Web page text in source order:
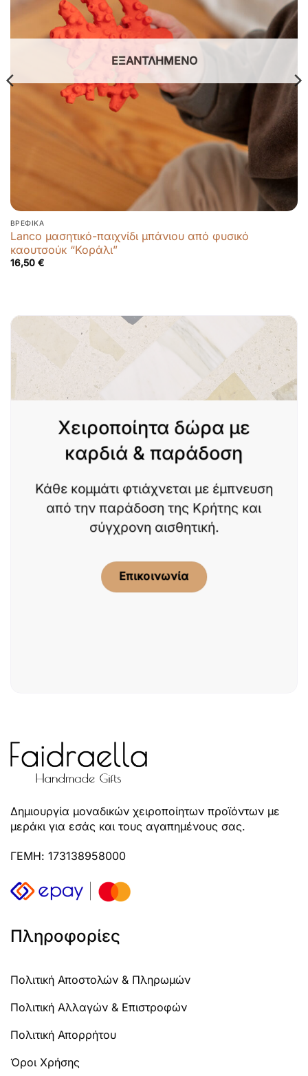
ΕΞΑΝΤΛΗΜΈΝΟ
ΒΡΕΦΙΚΆ
Lanco μασητικό-παιχνίδι μπάνιου από φυσικό
καουτσούκ “Κοράλι”
16,50 €
Χειροποίητα δώρα με
καρδιά & παράδοση
Κάθε κομμάτι φτιάχνεται με έμπνευση
από την παράδοση της Κρήτης και
σύγχρονη αισθητική.
Επικοινωνία
Δημιουργία μοναδικών χειροποίητων προϊόντων με
μεράκι για εσάς και τους αγαπημένους σας.
ΓΕΜΗ: 173138958000
Πληροφορίες
Πολιτική Αποστολών & Πληρωμών
Πολιτική Αλλαγών & Επιστροφών
Πολιτική Απορρήτου
Όροι Χρήσης